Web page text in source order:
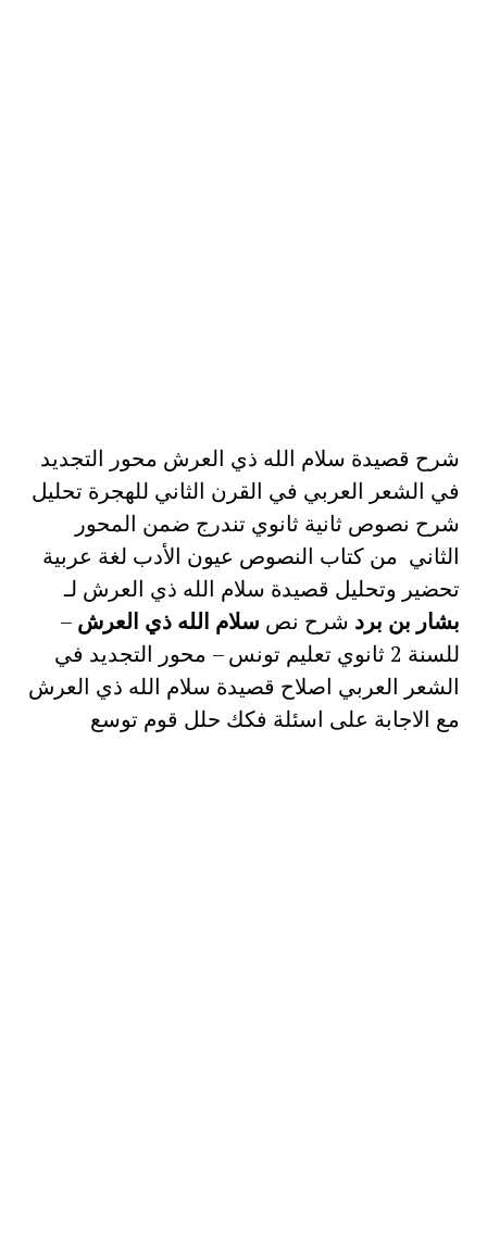
شرح قصيدة سلام الله ذي العرش محور التجديد
في الشعر العربي في القرن الثاني للهجرة تحليل
شرح نصوص ثانية ثانوي تندرج ضمن المحور
الثاني من كتاب النصوص عيون الأدب لغة عربية
تحضير وتحليل قصيدة سلام الله ذي العرش لـ
بشار بن برد شرح نص سلام الله ذي العرش –
للسنة 2 ثانوي تعليم تونس – محور التجديد في
الشعر العربي اصلاح قصيدة سلام الله ذي العرش
مع الاجابة على اسئلة فكك حلل قوم توسع